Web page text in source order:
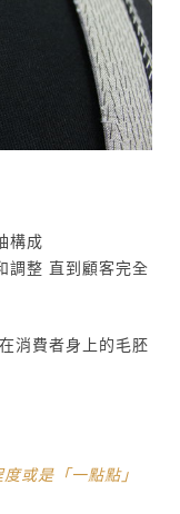
構成
調整 直到顧客完全
消費者身上的毛胚
或是「一點點」